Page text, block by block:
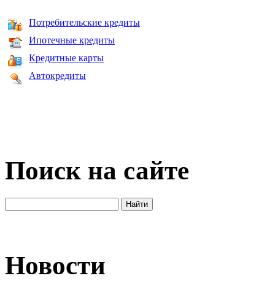
Потребительские кредиты
Ипотечные кредиты
Кредитные карты
Автокредиты
Поиск на сайте
Новости